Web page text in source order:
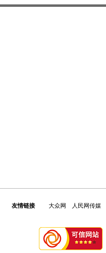
友情链接 大众网 人民网传媒